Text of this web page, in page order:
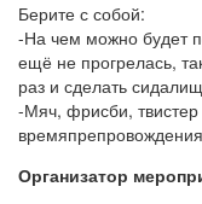
Берите с собой:
-На чем можно будет
ещё не прогрелась,
раз и сделать
-Мяч, фрисби,
Организатор